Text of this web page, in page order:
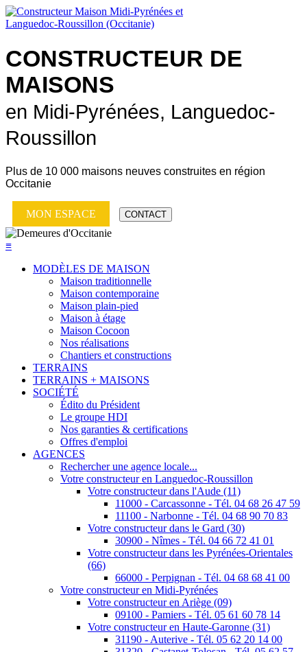
CONSTRUCTEUR DE
MAISONS
en Midi-Pyrénées, Languedoc-
Roussillon
Plus de 10 000 maisons neuves construites en région
Occitanie
MON ESPACE CONTACT
≡
MODÈLES DE MAISON
Maison traditionnelle
Maison contemporaine
Maison plain-pied
Maison à étage
Maison Cocoon
Nos réalisations
Chantiers et constructions
TERRAINS
TERRAINS + MAISONS
SOCIÉTÉ
Édito du Président
Le groupe HDI
Nos garanties & certifications
Offres d'emploi
AGENCES
Rechercher une agence locale...
Votre constructeur en Languedoc-Roussillon
Votre constructeur dans l'Aude (11)
11000 - Carcassonne - Tél. 04 68 26 47 59
11100 - Narbonne - Tél. 04 68 90 70 83
Votre constructeur dans le Gard (30)
30900 - Nîmes - Tél. 04 66 72 41 01
Votre constructeur dans les Pyrénées-Orientales
(66)
66000 - Perpignan - Tél. 04 68 68 41 00
Votre constructeur en Midi-Pyrénées
Votre constructeur en Ariège (09)
09100 - Pamiers - Tél. 05 61 60 78 14
Votre constructeur en Haute-Garonne (31)
31190 - Auterive - Tél. 05 62 20 14 00